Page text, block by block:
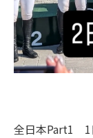
全日本Part1 1